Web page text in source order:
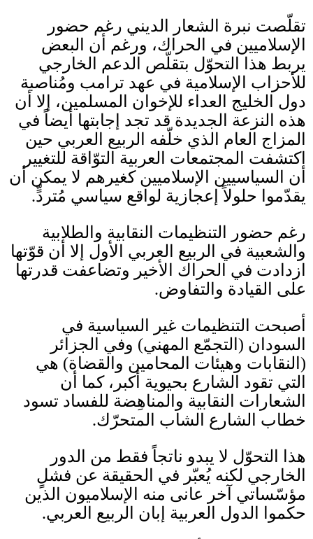
تقلّصت نبرة الشعار الديني رغم حضور
الإسلاميين في الحراك، ورغم أن البعض
يربط هذا التحوّل بتقلّص الدعم الخارجي
للأحزاب الإسلامية في عهد ترامب ومُناصبة
دول الخليج العداء للإخوان المسلمين، إلا أن
هذه النزعة الجديدة قد تجد إجابتها أيضاً في
المزاج العام الذي خلّفه الربيع العربي حين
اكتشفت المجتمعات العربية التوّاقة للتغيير
أن السياسيين الإسلاميين كغيرهم لا يمكن أن
يقدّموا حلولاً إعجازية لواقع سياسي مُتردٍّ.
رغم حضور التنظيمات النقابية والطلابية
والشعبية في الربيع العربي الأول إلا أن قوّتها
ازدادت في الحراك الأخير وتضاعفت قدرتها
على القيادة والتفاوض.
أصبحت التنظيمات غير السياسية في
السودان ( التجمّع المهني) وفي الجزائر
( النقابات وهيئات المحامين والقضاة) هي
التي تقود الشارع بحيوية أكبر، كما أن
الشعارات النقابية والمناهِضة للفساد تسود
خطاب الشارع الشاب المتحرّك.
هذا التحوّل لا يبدو ناتجاً فقط من الدور
الخارجي لكنه يُعبّر في الحقيقة عن فشلٍ
مؤسّساتي آخر عانى منه الإسلاميون الذين
حكموا الدول العربية إبان الربيع العربي.